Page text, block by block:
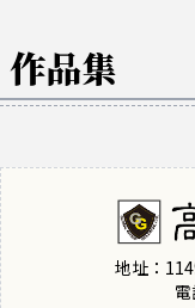
作品集
地址：